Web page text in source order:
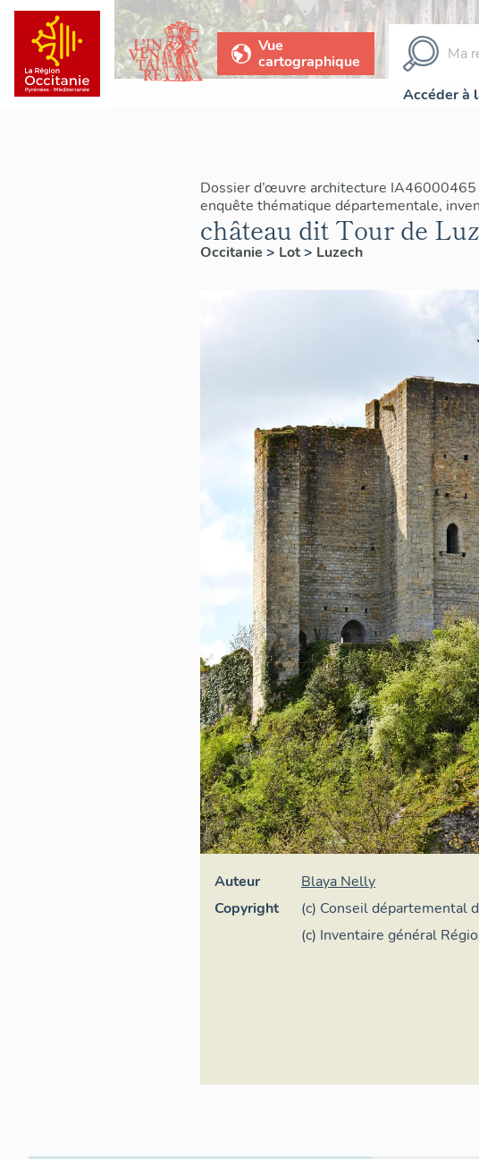
Vue
cartographique
Accéder à
Dossier d’œuvre architecture IA46000465
enquête thématique départementale,
château dit Tour de
Occitanie > Lot> Luzech
Auteur
Blaya Nelly
Copyright
(c) Conseil départemental
(c) Inventaire général